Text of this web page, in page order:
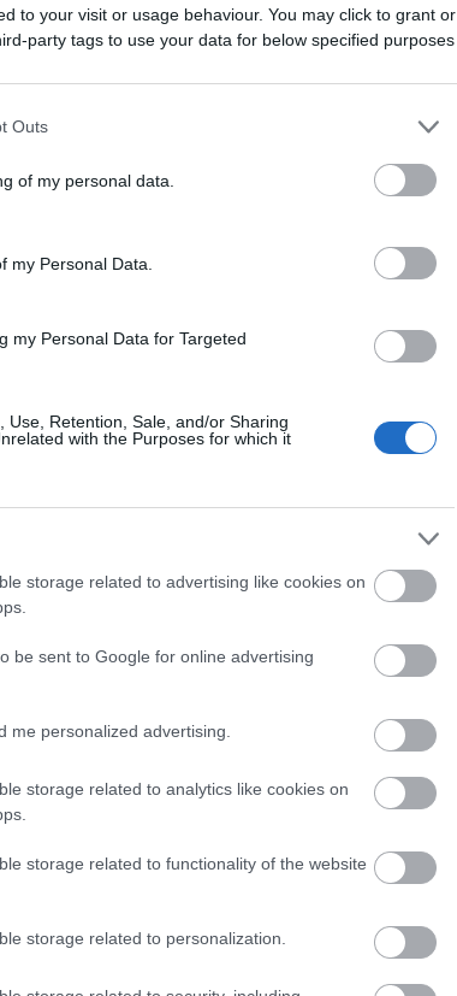
to your visit or usage behaviour. You may click to grant or
party tags to use your data for below specified purposes
Outs
of my personal data.
my Personal Data.
my Personal Data for Targeted
Use, Retention, Sale, and/or Sharing
with the Purposes for which it
storage related to advertising like cookies on
be sent to Google for online advertising
me personalized advertising.
storage related to analytics like cookies on
storage related to functionality of the website
storage related to personalization.